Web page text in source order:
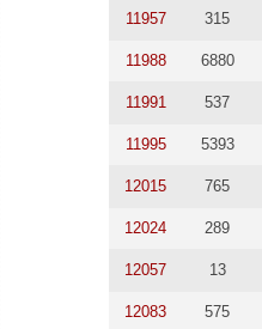
11957 315
11988 6880
11991 537
11995 5393
12015 765
12024 289
12057 13
12083 575